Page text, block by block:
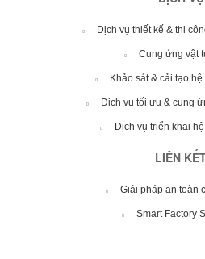
Dịch vụ thiết kế & thi
Cung ứng vật
Khảo sát & cải tạo
Dịch vụ tối ưu & cung
Dịch vụ triển khai
LIÊN
Giải pháp an toàn
Smart Factory